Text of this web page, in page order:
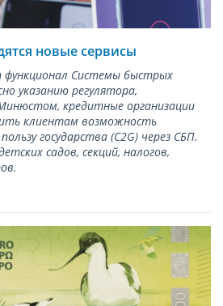
новые сервисы
функционал Системы быстрых
указанию регулятора,
кредитные организации
клиентам возможность
государства (С2G) через СБП.
садов, секций, налогов,